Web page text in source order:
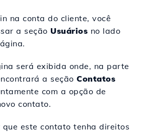
na conta do cliente, você
a seção Usuários no lado
será exibida onde, na parte
a seção Contatos
com a opção de
contato.
que este contato tenha direitos